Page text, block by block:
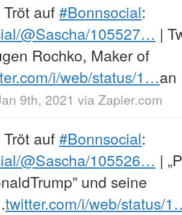
auf#Bonnsocial:
@Sascha/105527… |
Rochko, Maker of
i/web/status/1…an
9th, 2021 via Zapier.com
auf#Bonnsocial:
@Sascha/105526… |
und seine
twitter.com/i/web/status/